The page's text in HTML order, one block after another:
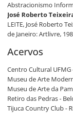
Abstracionismo
José Roberto
LEITE, José Roberto
de Janeiro: Artlivre,
Acervos
Centro Cultural
Museu de Arte
Museu de Arte da
Retiro das Pedras -
Tijuca Country Club -